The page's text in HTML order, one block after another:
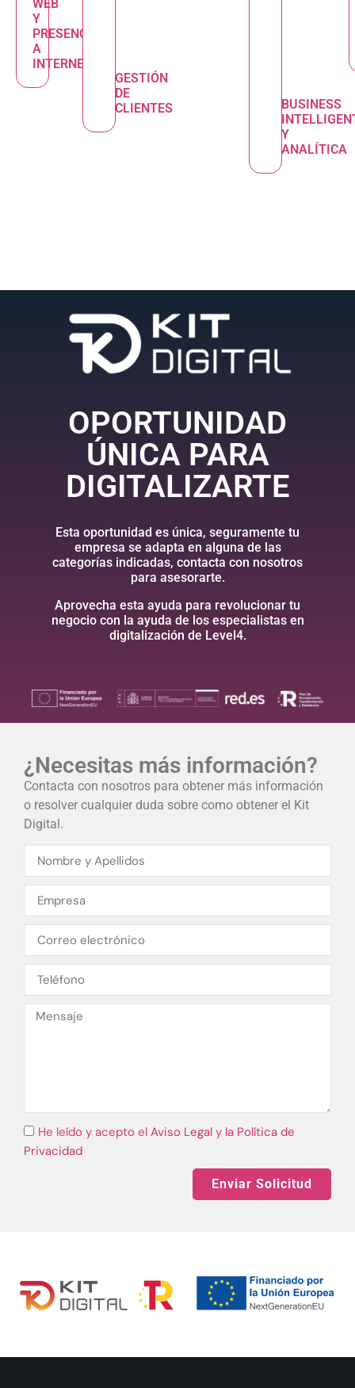
WEB
Y
PRESENCIA
A
INTERNET
GESTIÓN
DE
CLIENTES
BUSINESS
Y
ANALÍTICA
OPORTUNIDAD
ÚNICA PARA
DIGITALIZARTE
Esta oportunidad es única, seguramente tu
empresa se adapta en alguna de las
categorías indicadas, contacta con nosotros
para asesorarte.
Aprovecha esta ayuda para revolucionar tu
negocio con la ayuda de los especialistas en
digitalización de Level4.
¿Necesitas más información?​
Contacta con nosotros para obtener más información
o resolver cualquier duda sobre como obtener el Kit
Digital.
He leído y acepto el Aviso Legal y la Política de
Privacidad
Enviar Solicitud